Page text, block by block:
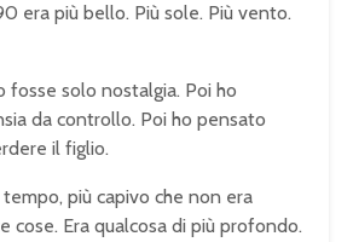
era più bello. Più sole. Più vento.
fosse solo nostalgia. Poi ho
da controllo. Poi ho pensato
il figlio.
più capivo che non era
cose. Era qualcosa di più profondo.